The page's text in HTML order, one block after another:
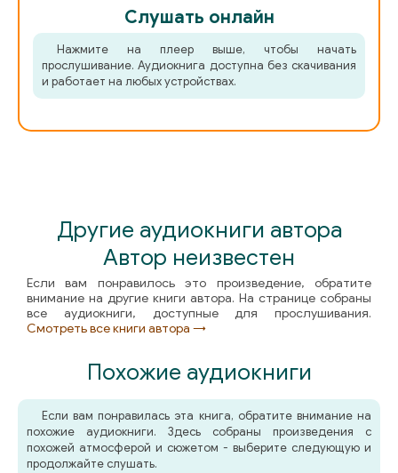
Слушать онлайн
Нажмите на плеер выше, чтобы начать
прослушивание. Аудиокнига доступна без скачивания
и работает на любых устройствах.
Другие аудиокниги автора
Автор неизвестен
Если вам понравилось это произведение, обратите
внимание на другие книги автора. На странице собраны
все аудиокниги, доступные для прослушивания.
Смотреть все книги автора →
Похожие аудиокниги
Если вам понравилась эта книга, обратите внимание на
похожие аудиокниги. Здесь собраны произведения с
похожей атмосферой и сюжетом - выберите следующую и
продолжайте слушать.